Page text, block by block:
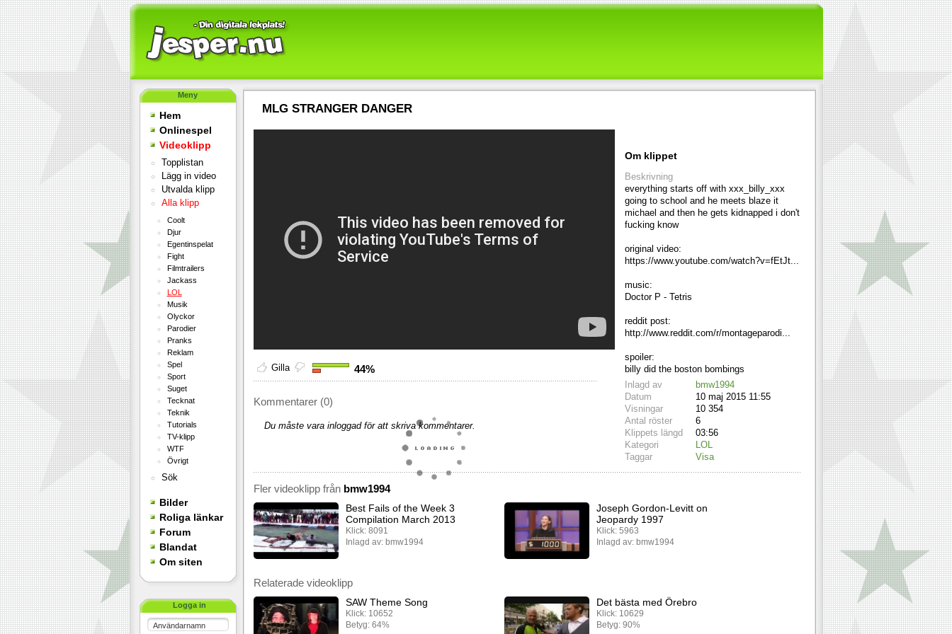
Meny
Hem
Onlinespel
Videoklipp
Topplistan
Lägg in video
Utvalda klipp
Alla klipp
Coolt
Djur
Egentinspelat
Fight
Filmtrailers
Jackass
LOL
Musik
Olyckor
Parodier
Pranks
Reklam
Spel
Sport
Suget
Tecknat
Teknik
Tutorials
TV-klipp
WTF
Övrigt
Sök
Bilder
Roliga länkar
Forum
Blandat
Om siten
Logga in
Användarnamn
MLG STRANGER DANGER
Gilla 44%
Kommentarer (0)
Du måste vara inloggad för att skriva kommentarer.
Om klippet
Beskrivning
everything starts off with xxx_billy_xxx
going to school and he meets blaze it
michael and then he gets kidnapped i don't
fucking know
original video:
https://www.youtube.com/watch?v=fEtJt...
music:
Doctor P - Tetris
reddit post:
http://www.reddit.com/r/montageparodi...
spoiler:
billy did the boston bombings
Inlagd av
bmw1994
Datum
10 maj 2015 11:55
Visningar
10 354
Antal röster
6
Klippets längd
03:56
Kategori
LOL
Taggar
Visa
Fler videoklipp från bmw1994
Best Fails of the Week 3
Compilation March 2013
Klick: 8091
Inlagd av: bmw1994
Joseph Gordon-Levitt on
Jeopardy 1997
Klick: 5963
Inlagd av: bmw1994
Relaterade videoklipp
SAW Theme Song
Klick: 10652
Betyg: 64%
Det bästa med Örebro
Klick: 10629
Betyg: 90%